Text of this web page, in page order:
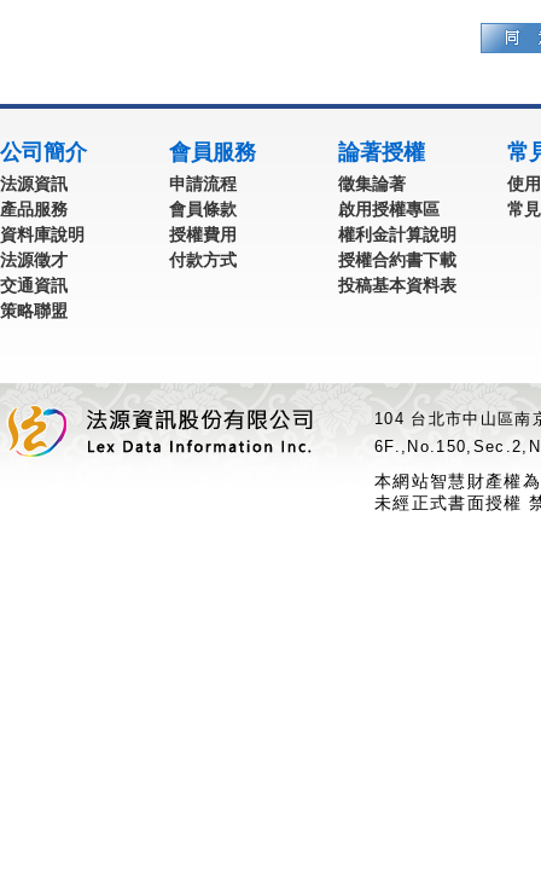
公司簡介
法源資訊
產品服務
資料庫說明
法源徵才
交通資訊
策略聯盟
會員服務
申請流程
會員條款
授權費用
付款方式
論著授權
徵集論著
啟用授權專區
權利金計算說明
授權合約書下載
投稿基本資料表
常
使
常
104 台北市中山區
本網站智慧財產權
未經正式書面授權